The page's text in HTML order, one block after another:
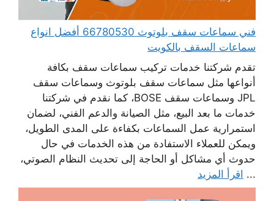
فني سماعات سقف بلوتوث 66780530 أفضل انواع
سماعات السقف بالكويت
تقدم شركتنا خدمات تركيب سماعات سقف بكافة
أنواعها مثل سماعات سقف بلوتوث وسماعات سقف
JPL وسماعات سقف BOSE، كما نقدم في شركتنا
خدمات ما بعد البيع، مثل الصيانة والدعم الفني، لضمان
استمرارية عمل السماعات بكفاءة على المدى الطويل،
ويمكن للعملاء الاستفادة من هذه الخدمات في حال
حدوث أي مشاكل أو الحاجة إلى تحديث النظام الصوتي،
... اقرأ المزيد